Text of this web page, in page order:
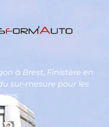
à Brest, Finistère en
sur-mesure pour les